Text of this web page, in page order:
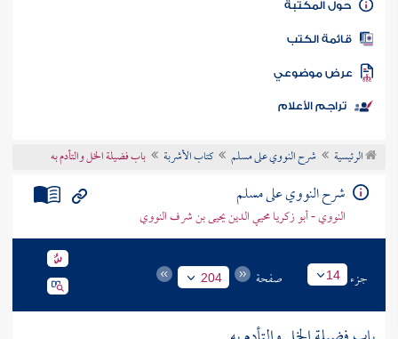
المكتبة
الكتب
موضوعي
تراجم الأعلام
الرئيسية شرح النووي على مسلم كتاب الأشربة باب فضيلة الخل والتأدم به
شرح النووي على مسلم
النووي - أبو زكريا محيي الدين يحيى بن شرف النووي
جزء 14 صفحة 204